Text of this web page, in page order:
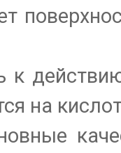
к
на